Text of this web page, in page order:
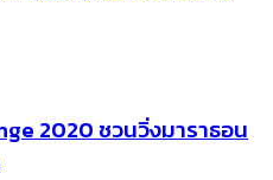
2020 ชวนวิ่งมาราธอน